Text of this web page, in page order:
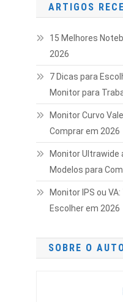
ARTIGOS
15 Melhores
2026
7 Dicas para
Monitor para
Monitor Curvo
Comprar em 2026
Monitor Ultrawide
Modelos para
Monitor IPS ou
Escolher em 2026
SOBRE O